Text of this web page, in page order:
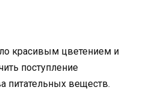
красивым цветением и
поступление
питательных веществ.